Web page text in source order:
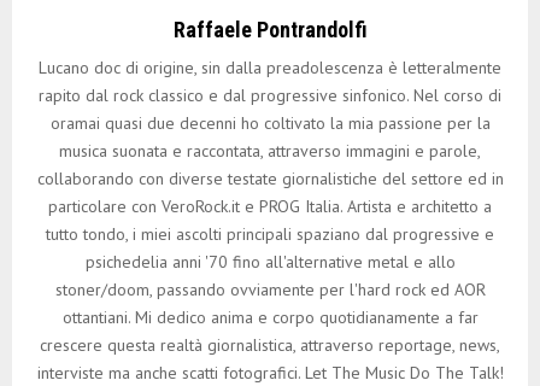
Raffaele Pontrandolfi
Lucano doc di origine, sin dalla preadolescenza è letteralmente
rapito dal rock classico e dal progressive sinfonico. Nel corso di
oramai quasi due decenni ho coltivato la mia passione per la
musica suonata e raccontata, attraverso immagini e parole,
collaborando con diverse testate giornalistiche del settore ed in
particolare con VeroRock.it e PROG Italia. Artista e architetto a
tutto tondo, i miei ascolti principali spaziano dal progressive e
psichedelia anni '70 fino all'alternative metal e allo
stoner/doom, passando ovviamente per l'hard rock ed AOR
ottantiani. Mi dedico anima e corpo quotidianamente a far
crescere questa realtà giornalistica, attraverso reportage, news,
interviste ma anche scatti fotografici. Let The Music Do The Talk!